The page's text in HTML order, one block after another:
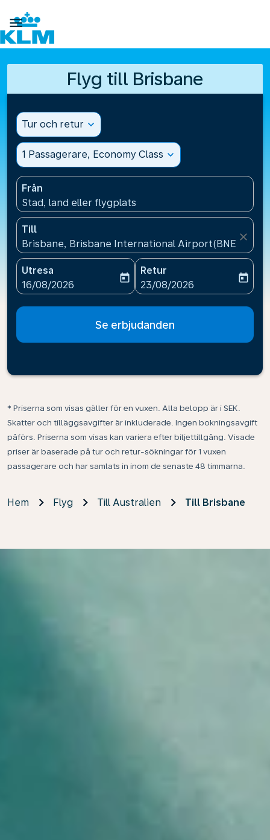

Flyg till Brisbane
Tur och retur expand_more
1 Passagerare, Economy Class expand_more
Från
Stad, land eller flygplats
Till
Brisbane, Brisbane International Airport(BNE),
close
Utresa
fc-booking-departure-date-aria-label
16/08/2026
today
Retur
fc-booking-return-date-
23/08/2026
today
Se erbjudanden
* Priserna som visas gäller för en vuxen. Alla belopp är i SEK.
Skatter och tilläggsavgifter är inkluderade. Ingen bokningsavgift
påförs. Priserna som visas kan variera efter biljettillgång. Visade
priser är baserade på tur och retur-sökningar för 1 vuxen
passagerare och har samlats in inom de senaste 48 timmarna.
Hem Flyg Till Australien Till Brisbane